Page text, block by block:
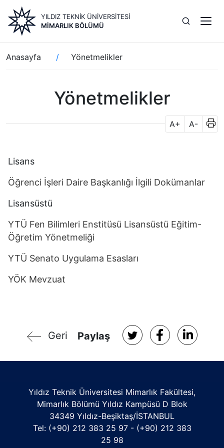
içeriğe
atla
YILDIZ TEKNİK ÜNİVERSİTESİ
MIMARLIK BÖLÜMÜ
Sayfa
yolu
Anasayfa Yönetmelikler
Yönetmelikler
A+ A-
Lisans
Öğrenci İşleri Daire Başkanlığı İlgili Dokümanlar
Lisansüstü
YTÜ Fen Bilimleri Enstitüsü Lisansüstü Eğitim-
Öğretim Yönetmeliği
YTÜ Senato Uygulama Esasları
YÖK Mevzuat
Geri Paylaş
Yıldız Teknik Üniversitesi Mimarlık Fakültesi,
Mimarlık Bölümü Yıldız Kampüsü D Blok
34349 Yıldız-Beşiktaş/İSTANBUL
Tel: (+90) 212 383 25 97 - (+90) 212 383
25 98